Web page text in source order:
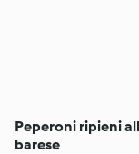
Peperoni ripieni
barese